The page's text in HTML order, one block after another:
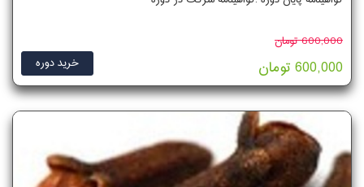
600,000 تومان
خرید دوره
600,000 تومان